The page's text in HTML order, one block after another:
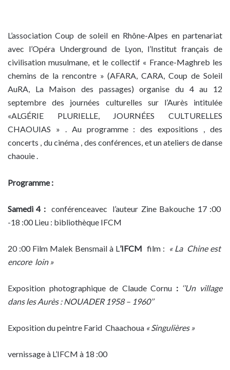
L’association Coup de soleil en Rhône-Alpes en partenariat
avec l’Opéra Underground de Lyon, l’Institut français de
civilisation musulmane, et le collectif « France-Maghreb les
chemins de la rencontre » (AFARA, CARA, Coup de Soleil
AuRA, La Maison des passages) organise du 4 au 12
septembre des journées culturelles sur l’Aurès intitulée
«ALGÉRIE PLURIELLE, JOURNÉES CULTURELLES
CHAOUIAS » . Au programme : des expositions , des
concerts , du cinéma , des conférences, et un ateliers de danse
chaouie .
Programme :
Samedi 4 : conférenceavec l’auteur Zine Bakouche 17 :00
-18 :00 Lieu : bibliothèque IFCM
20 :00 Film Malek Bensmail à L’IFCM film : « La Chine est
encore loin »
Exposition photographique de Claude Cornu : ‘’Un village
dans les Aurès : NOUADER 1958 – 1960’’
Exposition du peintre Farid Chaachoua « Singulières »
vernissage à L’IFCM à 18 :00